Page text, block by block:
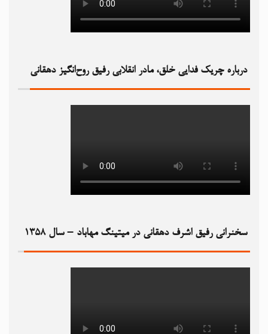
درباره چریک فدایی خلق، مادر انقلابی رفیق روح‌انگیز دهقانی
سخنرانی رفیق اشرف دهقانی در میتینگ مهاباد – سال ۱۳۵۸